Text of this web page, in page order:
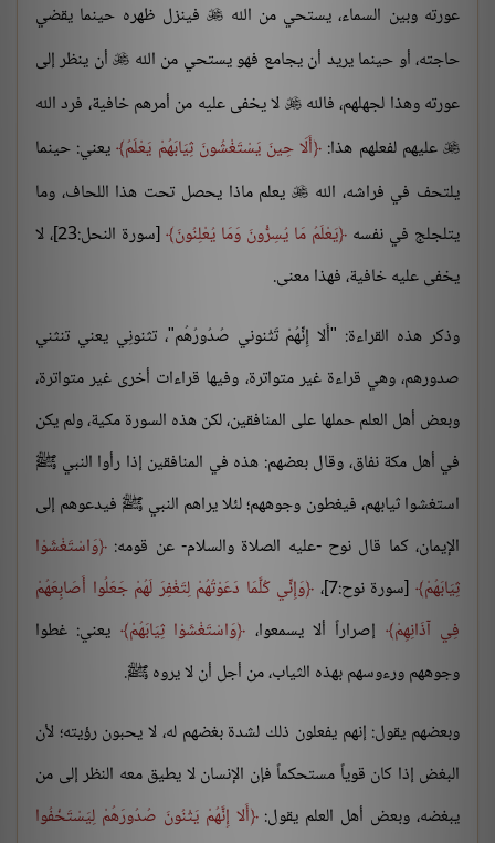
عورته وبين السماء، يستحي من الله فينزل ظهره حينما يقضي
حاجته، أو حينما يريد أن يجامع فهو يستحي من الله أن ينظر إلى
عورته وهذا لجهلهم، فالله لا يخفى عليه من أمرهم خافية، فرد الله
عليهم لفعلهم هذا: أَلَا حِينَ يَسْتَغْشُونَ ثِيَابَهُمْ يَعْلَمُ يعني: حينما
يلتحف في فراشه، الله يعلم ماذا يحصل تحت هذا اللحاف، وما
يتلجلج في نفسه يَعْلَمُ مَا يُسِرُّونَ وَمَا يُعْلِنُونَ
[سورة النحل:23]، لا
يخفى عليه خافية، فهذا معنى.
وذكر هذه القراءة: "أَلا إِنِّهُمْ تَثْنوني صُدُورُهُم"، تثنونِي يعني تنثني
صدورهم، وهي قراءة غير متواترة، وفيها قراءات أخرى غير متواترة،
وبعض أهل العلم حملها على المنافقين، لكن هذه السورة مكية، ولم يكن
في أهل مكة نفاق، وقال بعضهم: هذه في المنافقين إذا رأوا النبي ﷺ
استغشوا ثيابهم، فيغطون وجوههم؛ لئلا يراهم النبي ﷺ فيدعوهم إلى
الإيمان، كما قال نوح -عليه الصلاة والسلام- عن قومه: وَاسْتَغْشَوْا
ثِيَابَهُمْ [سورة نوح:7]،
وَإِنِّي كُلَّمَا دَعَوْتُهُمْ لِتَغْفِرَ لَهُمْ جَعَلُوا أَصَابِعَهُمْ
فِي آذَانِهِمْ
إصراراً ألا يسمعوا، وَاسْتَغْشَوْا ثِيَابَهُمْ
يعني: غطوا
وجوههم ورءوسهم بهذه الثياب، من أجل أن لا يروه ﷺ.
وبعضهم يقول: إنهم يفعلون ذلك لشدة بغضهم له، لا يحبون رؤيته؛ لأن
البغض إذا كان قوياً مستحكماً فإن الإنسان لا يطيق معه النظر إلى من
يبغضه، وبعض أهل العلم يقول: أَلا إِنَّهُمْ يَثْنُونَ صُدُورَهُمْ لِيَسْتَخْفُوا